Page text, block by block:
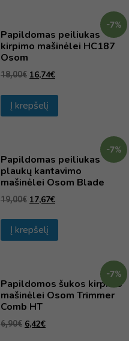
-7%
Papildomas peiliukas
kirpimo mašinėlei HC187
Osom
18,00€ 16,74€
Į krepšelį
-7%
Papildomas peiliukas
plaukų kantavimo
mašinėlei Osom Blade
19,00€ 17,67€
Į krepšelį
-7%
Papildomos šukos kirpimo
mašinėlei Osom Trimmer
Comb HT
6,90€ 6,42€